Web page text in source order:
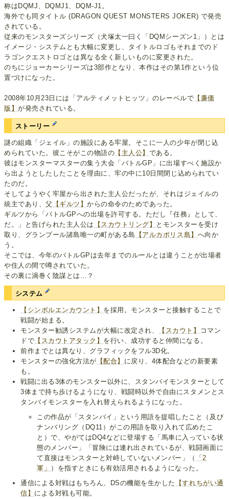
称はDQMJ、DQMJ1、DQM-J1。
海外でも同タイトル (DRAGON QUEST MONSTERS JOKER) で発売
されている。
従来のモンスターズシリーズ（犬塚太一曰く「DQMシーズン1」）とは
イメージ・システムとも大幅に変更し、タイトルロゴもそれまでのド
ラゴンクエストロゴとは異なる全く新しいものに変更された。
のちにジョーカーシリーズは3部作となり、本作はその第1作という位
置づけになった。
2008年10月23日には「アルティメットヒッツ」のレーベルで 【廉価
版】が発売されている。
ストーリー
謎の組織「ジェイル」の施設にある牢屋。そこに一人の少年が閉じ込
められていた。彼こそがこの物語の 【主人公】 である。
彼はモンスターマスターの集う大会「バトルGP」に出場すべく施設か
ら出ようとしたしたことを理由に、牢の中に10日間閉じ込められてい
たのだ。
そしてようやく牢屋から出された主人公だったが、それはジェイルの
統主であり、父
【ギルツ】からの命令のためであった。
ギルツから「バトルGPへの出場を許可する。ただし『任務』として、
だ。」と告げられた主人公は
【スカウトリング】
とモンスターを受け
取り、グランプール諸島唯一の町がある島
【アルカポリス島】 へ向か
う。
そこでは、今年のバトルGPは去年までのルールとは違うことが出場者
や住人の間で噂されていた。
その裏に渦巻く陰謀とは…？
システム
【シンボルエンカウント】 を採用。モンスターと接触することで
戦闘が始まる。
モンスター勧誘システムが大幅に改定され、
【スカウト】
コマン
ドで 【スカウトアタック】 を行い、成功すると仲間になる。
前作までとは異なり、グラフィックをフル3D化。
モンスターの強化方法が 【配合】 に戻り、4体配合などの新要素
も。
戦闘に出る3体のモンスター以外に、スタンバイモンスターとして
3体まで持ち歩けるようになり、戦闘時以外で自由にスタメンとス
タンバイモンスターを入れ替えられるようになった。
この作品が「スタンバイ」という用語を提唱したこと（及び
ナンバリング（DQ11）がこの用語を取り入れて広めたこ
と）で、やがてはDQ4などに登場する「馬車に入っている状
態のメンバー」「冒険には連れ出されているが、戦闘画面に
て直接はモンスターと対峙していないメンバー」（
「2
軍」 ）を指すときにも有効活用されるようになった。
通信による対戦はもちろん、DSの機能を生かした
【すれちがい通
信】 による対戦も可能。